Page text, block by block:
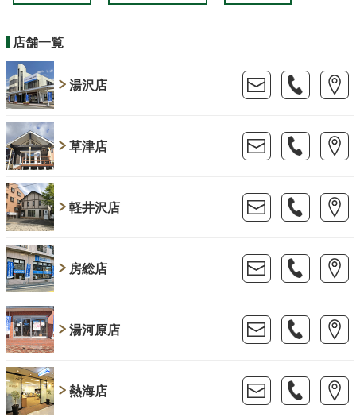
店舗一覧
湯沢店
草津店
軽井沢店
房総店
湯河原店
熱海店